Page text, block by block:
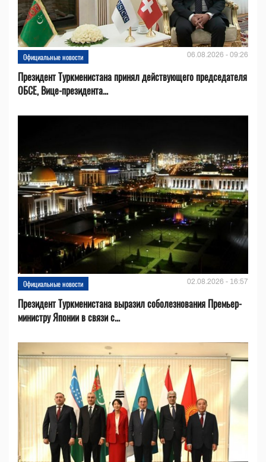
Официальные новости 06.08.2026 - 09:26
Президент Туркменистана принял действующего председателя
ОБСЕ, Вице-президента...
Официальные новости 02.08.2026 - 16:57
Президент Туркменистана выразил соболезнования Премьер-
министру Японии в связи с...